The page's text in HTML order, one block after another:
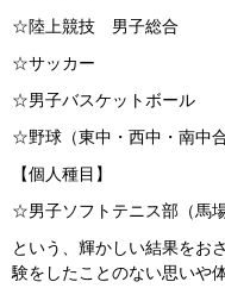
☆陸上競技 男子総合
☆サッカー
☆男子バスケットボール
☆野球（東中・西中・南中合
【個人種目】
☆男子ソフトテニス部（馬
という、輝かしい結果をお
験をしたことのない思いや